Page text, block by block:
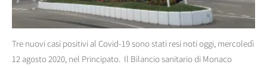
Tre nuovi casi positivi al Covid-19 sono stati resi noti oggi, mercoledì
12 agosto 2020, nel Principato. Il Bilancio sanitario di Monaco